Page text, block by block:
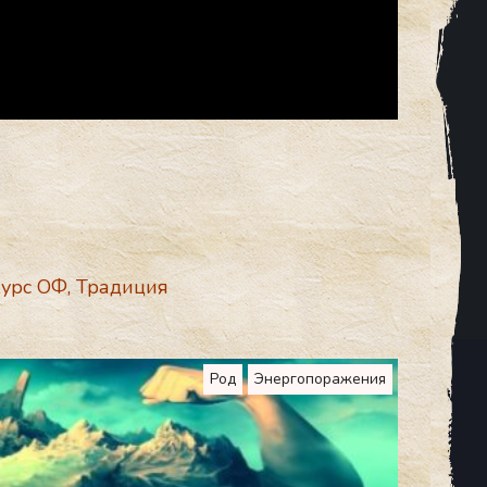
ОФ,Традиция
Род Энергопоражения